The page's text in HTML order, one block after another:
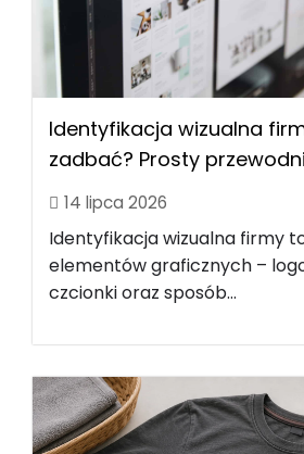
Identyfikacja wizualna
zadbać? Prosty
14 lipca 2026
Identyfikacja wizualna firmy
elementów graficznych –
czcionki oraz sposób...